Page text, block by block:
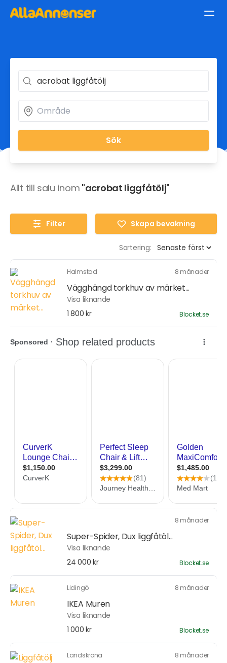
Sök
Allt till salu inom "acrobat liggfåtölj"
Filter Skapa bevakning
Sortering:
Halmstad 8 månader
Vägghängd torkhuv av märket...
Visa liknande
1 800 kr
Blocket.se
8 månader
Super-Spider, Dux liggfåtöl...
Visa liknande
24 000 kr
Blocket.se
Lidingö 8 månader
IKEA Muren
Visa liknande
1 000 kr
Blocket.se
Landskrona 8 månader